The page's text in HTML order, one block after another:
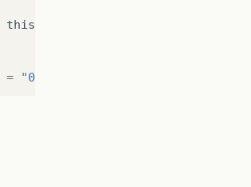
this
= "0"